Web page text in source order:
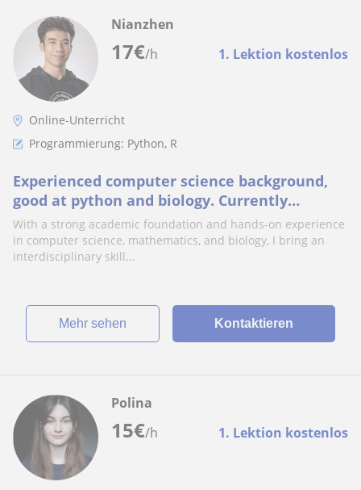
17€/h 1. Lektion kostenlos
Nianzhen
Online-Unterricht
Programmierung: Python, R
Experienced computer science background,
good at python and biology. Currently
studying MSc Bioinformatics at ETH
With a strong academic foundation and hands-on experience
in computer science, mathematics, and biology, I bring an
interdisciplinary skill...
Mehr sehen Kontaktieren
15€/h 1. Lektion kostenlos
Polina